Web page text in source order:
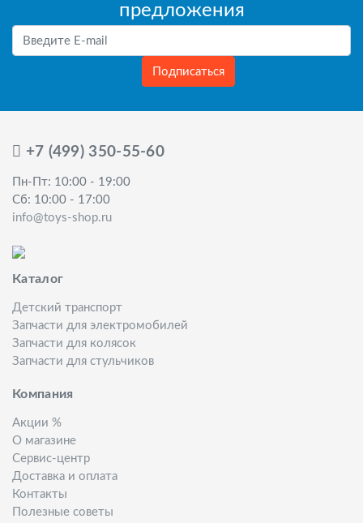
предложения
Подписаться
+7 (499) 350-55-60
Пн-Пт: 10:00 - 19:00
Сб: 10:00 - 17:00
info@toys-shop.ru
Каталог
Детский транспорт
Запчасти для электромобилей
Запчасти для колясок
Запчасти для стульчиков
Компания
Акции %
О магазине
Сервис-центр
Доставка и оплата
Контакты
Полезные советы